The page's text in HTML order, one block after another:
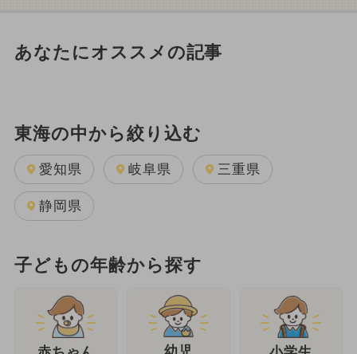
あなたにオススメの記事
東海の中から絞り込む
愛知県 岐阜県 三重県
静岡県
子どもの年齢から探す